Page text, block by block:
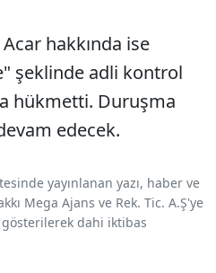
hakkında ise
şeklinde adli kontrol
hükmetti. Duruşma
edecek.
yayınlanan yazı, haber ve
Mega Ajans ve Rek. Tic. A.Ş'ye
dahi iktibas